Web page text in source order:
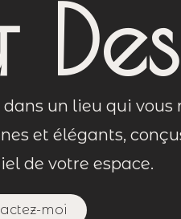
un lieu qui vous
et élégants,
de votre espace.
moi